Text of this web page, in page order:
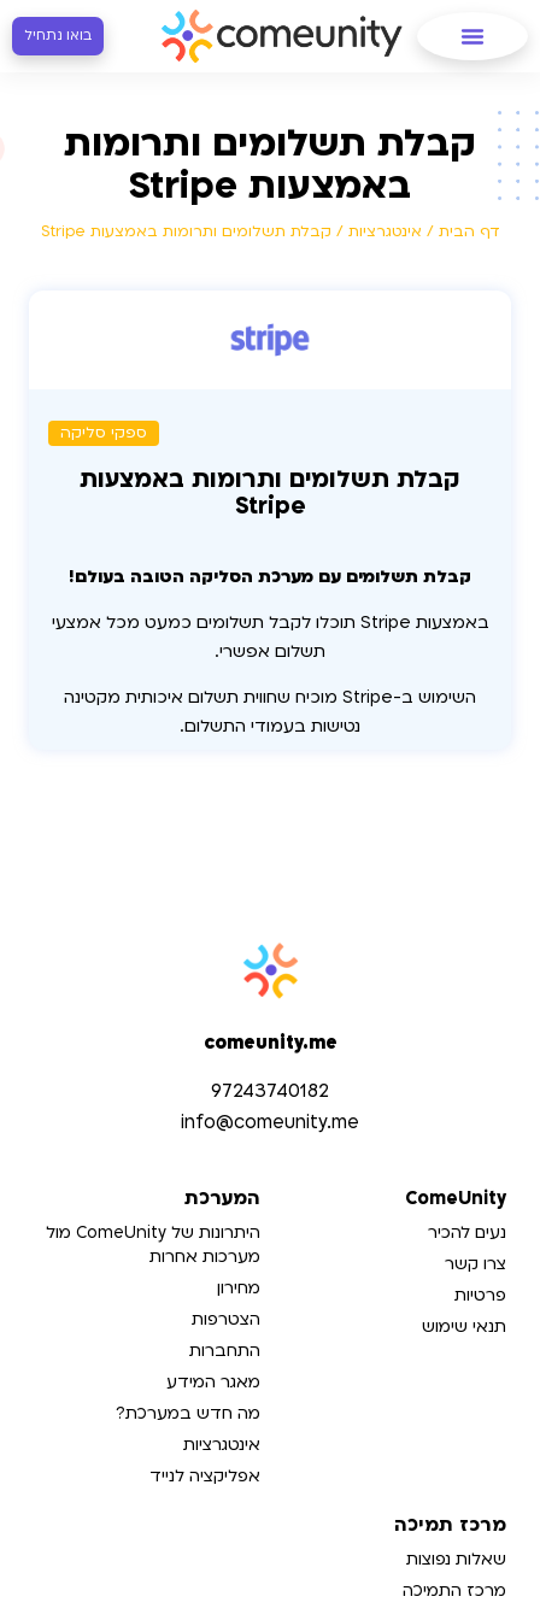
בואו נתחיל
קבלת תשלומים ותרומות
באמצעות Stripe
דף הבית / אינטגרציות / קבלת תשלומים ותרומות באמצעות Stripe
ספקי סליקה
קבלת תשלומים ותרומות באמצעות
Stripe
קבלת תשלומים עם מערכת הסליקה הטובה בעולם!
באמצעות Stripe תוכלו לקבל תשלומים כמעט מכל אמצעי
תשלום אפשרי.
השימוש ב-Stripe מוכיח שחווית תשלום איכותית מקטינה
נטישות בעמודי התשלום.
comeunity.me
97243740182
info@comeunity.me​
ComeUnity
נעים להכיר
צרו קשר
פרטיות
תנאי שימוש
המערכת
היתרונות של ComeUnity מול
מערכות אחרות
מחירון
הצטרפות
התחברות
מאגר המידע
מה חדש במערכת?
אינטגרציות
אפליקציה לנייד
מרכז תמיכה
שאלות נפוצות
מרכז התמיכה